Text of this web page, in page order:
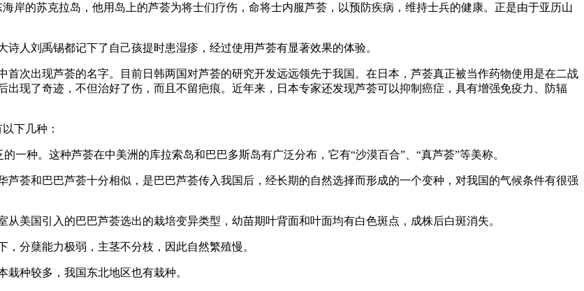
的苏克拉岛，他用岛上的芦荟为将士们疗伤，命将士内服芦荟，以预防疾病，维持士兵的健康。正是由于亚历山
刘禹锡都记下了自己孩提时患湿疹，经过使用芦荟有显著效果的体验。
次出现芦荟的名字。目前日韩两国对芦荟的研究开发远远领先于我国。在日本，芦荟真正被当作药物使用是在二战
现了奇迹，不但治好了伤，而且不留疤痕。近年来，日本专家还发现芦荟可以抑制癌症，具有增强免疫力、防辐
下几种：
种。这种芦荟在中美洲的库拉索岛和巴巴多斯岛有广泛分布，它有“沙漠百合”、“真芦荟”等美称。
和巴巴芦荟十分相似，是巴巴芦荟传入我国后，经长期的自然选择而形成的一个变种，对我国的气候条件有很强
国引入的巴巴芦荟选出的栽培变异类型，幼苗期叶背面和叶面均有白色斑点，成株后白斑消失。
分蘖能力极弱，主茎不分枝，因此自然繁殖慢。
种较多，我国东北地区也有栽种。